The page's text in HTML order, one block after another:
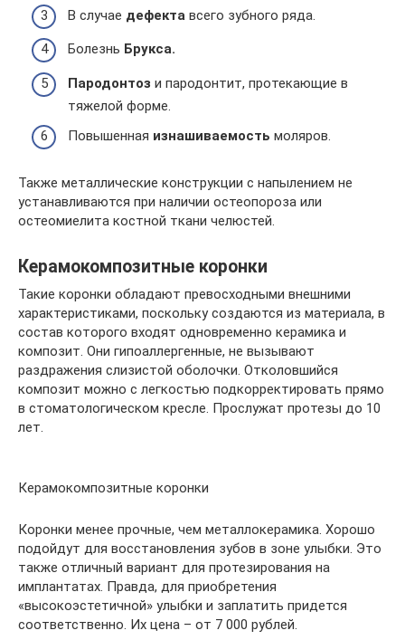
В случае дефекта всего зубного ряда.
Болезнь Брукса.
Пародонтоз и пародонтит, протекающие в
тяжелой форме.
Повышенная изнашиваемость моляров.
Также металлические конструкции с напылением не
устанавливаются при наличии остеопороза или
остеомиелита костной ткани челюстей.
Керамокомпозитные коронки
Такие коронки обладают превосходными внешними
характеристиками, поскольку создаются из материала, в
состав которого входят одновременно керамика и
композит. Они гипоаллергенные, не вызывают
раздражения слизистой оболочки. Отколовшийся
композит можно с легкостью подкорректировать прямо
в стоматологическом кресле. Прослужат протезы до 10
лет.
Керамокомпозитные коронки
Коронки менее прочные, чем металлокерамика. Хорошо
подойдут для восстановления зубов в зоне улыбки. Это
также отличный вариант для протезирования на
имплантатах. Правда, для приобретения
«высокоэстетичной» улыбки и заплатить придется
соответственно. Их цена – от 7 000 рублей.